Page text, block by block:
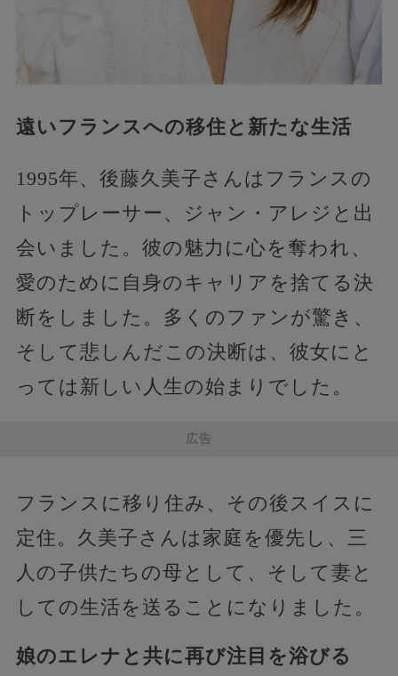
遠いフランスへの移住と新たな生活
1995年、後藤久美子さんはフランスの
トップレーサー、ジャン・アレジと出
会いました。彼の魅力に心を奪われ、
愛のために自身のキャリアを捨てる決
断をしました。多くのファンが驚き、
そして悲しんだこの決断は、彼女にと
っては新しい人生の始まりでした。
広告
フランスに移り住み、その後スイスに
定住。久美子さんは家庭を優先し、三
人の子供たちの母として、そして妻と
しての生活を送ることになりました。
娘のエレナと共に再び注目を浴びる